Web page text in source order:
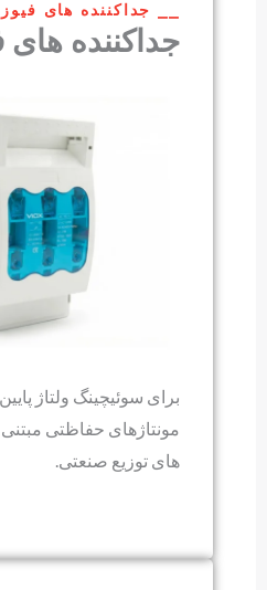
⎯⎯ جداکننده های فیوز
جداکننده های
برای سوئیچینگ ولتاژ
مونتاژهای حفاظتی
های توزیع صنعتی.